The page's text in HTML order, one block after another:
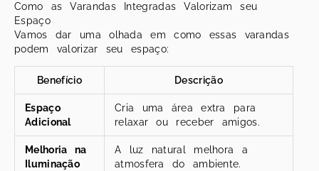
Como as Varandas Integradas Valorizam seu
Espaço
Vamos dar uma olhada em como essas varandas
podem valorizar seu espaço:
Benefício Descrição
Espaço
Adicional
Cria uma área extra para
relaxar ou receber amigos.
Melhoria na
Iluminação
A luz natural melhora a
atmosfera do ambiente.